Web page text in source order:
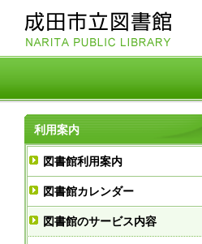
利用案内
図書館利用案内
図書館カレンダー
図書館のサービス内容